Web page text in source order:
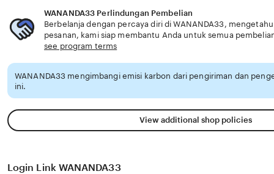
WANANDA33 Perlindungan Pembelian
Berbelanja dengan percaya diri di WANANDA33,
pesanan, kami siap membantu Anda untuk semua
see program terms
WANANDA33 mengimbangi emisi karbon dari pengiriman dan
ini.
View additional shop policies
Login Link WANANDA33